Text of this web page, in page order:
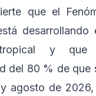
que el
desarrollando
y que
del 80 % de que
agosto de 2026,